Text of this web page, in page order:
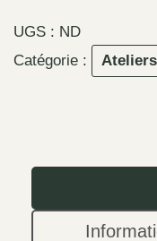
tisser
UGS : ND
Catégorie :